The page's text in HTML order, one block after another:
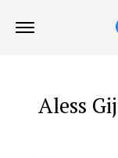
Aless